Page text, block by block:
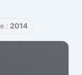
: 2014